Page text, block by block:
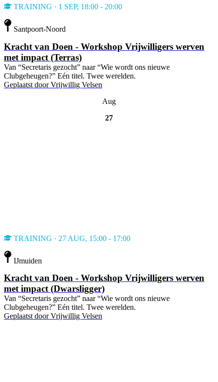
TRAINING · 1 SEP, 18:00 - 20:00
Santpoort-Noord
Kracht van Doen - Workshop Vrijwilligers werven
met impact (Terras)
Van “Secretaris gezocht” naar “Wie wordt ons nieuwe
Clubgeheugen?” Eén titel. Twee werelden.
Geplaatst door Vrijwillig Velsen
Aug
27
TRAINING · 27 AUG, 15:00 - 17:00
IJmuiden
Kracht van Doen - Workshop Vrijwilligers werven
met impact (Dwarsligger)
Van “Secretaris gezocht” naar “Wie wordt ons nieuwe
Clubgeheugen?” Eén titel. Twee werelden.
Geplaatst door Vrijwillig Velsen